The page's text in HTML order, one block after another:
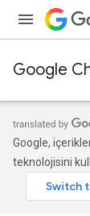
Google
Google,
teknolojisini